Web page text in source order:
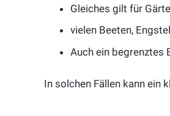
Gleiches gilt für
vielen Beeten,
Auch ein begrenztes
In solchen Fällen kann ein